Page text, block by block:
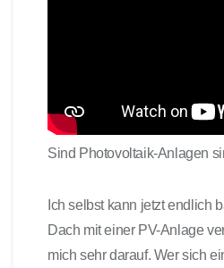
Sind Photovoltaik-Anlagen
Ich selbst kann jetzt endlich
Dach mit einer PV-Anlage
mich sehr darauf. Wer sich